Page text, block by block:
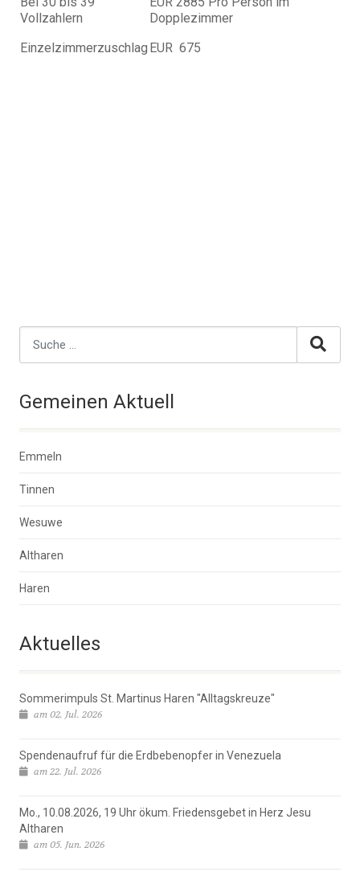
Vollzahlern
Dopplezimmer
Einzelzimmerzuschlag EUR 675
Gemeinen Aktuell
Emmeln
Tinnen
Wesuwe
Altharen
Haren
Aktuelles
Sommerimpuls St. Martinus Haren "Alltagskreuze"
am 02. Jul. 2026
Spendenaufruf für die Erdbebenopfer in Venezuela
am 22. Jul. 2026
Mo., 10.08.2026, 19 Uhr ökum. Friedensgebet in Herz Jesu
Altharen
am 05. Jun. 2026